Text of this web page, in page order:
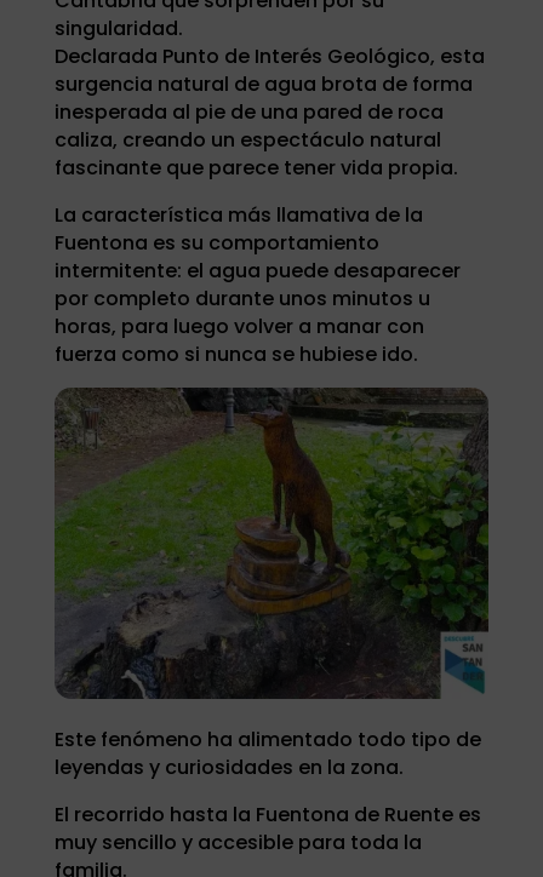
singularidad.
Declarada Punto de Interés Geológico, esta
surgencia natural de agua brota de forma
inesperada al pie de una pared de roca
caliza, creando un espectáculo natural
fascinante que parece tener vida propia.
La característica más llamativa de la
Fuentona es su comportamiento
intermitente: el agua puede desaparecer
por completo durante unos minutos u
horas, para luego volver a manar con
fuerza como si nunca se hubiese ido.
Este fenómeno ha alimentado todo tipo de
leyendas y curiosidades en la zona.
El recorrido hasta la Fuentona de Ruente es
muy sencillo y accesible para toda la
familia.